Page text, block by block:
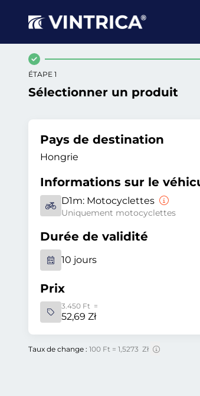
ÉTAPE 1
Sélectionner un produit
Pays de destination
Hongrie
Informations sur le
D1m: Motocyclettes
Uniquement motocyclettes
Durée de validité
10 jours
Prix
3.450 Ft =
52,69 Zł
Taux de change : 100 Ft = 1,5273 Zł